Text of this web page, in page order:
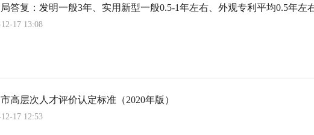
答复：发明一般3年、实用新型一般0.5-1年左右、外观专利平均0.5年左
17 13:08
高层次人才评价认定标准（2020年版）
17 12:53